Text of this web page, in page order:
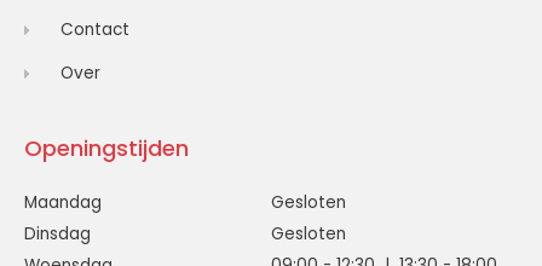
Contact
Over
Openingstijden
Maandag
Gesloten
Dinsdag
Gesloten